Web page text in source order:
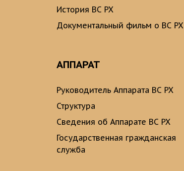
История ВС РХ
Документальный фильм о ВС РХ
АППАРАТ
Руководитель Аппарата ВС РХ
Структура
Сведения об Аппарате ВС РХ
Государственная гражданская
служба